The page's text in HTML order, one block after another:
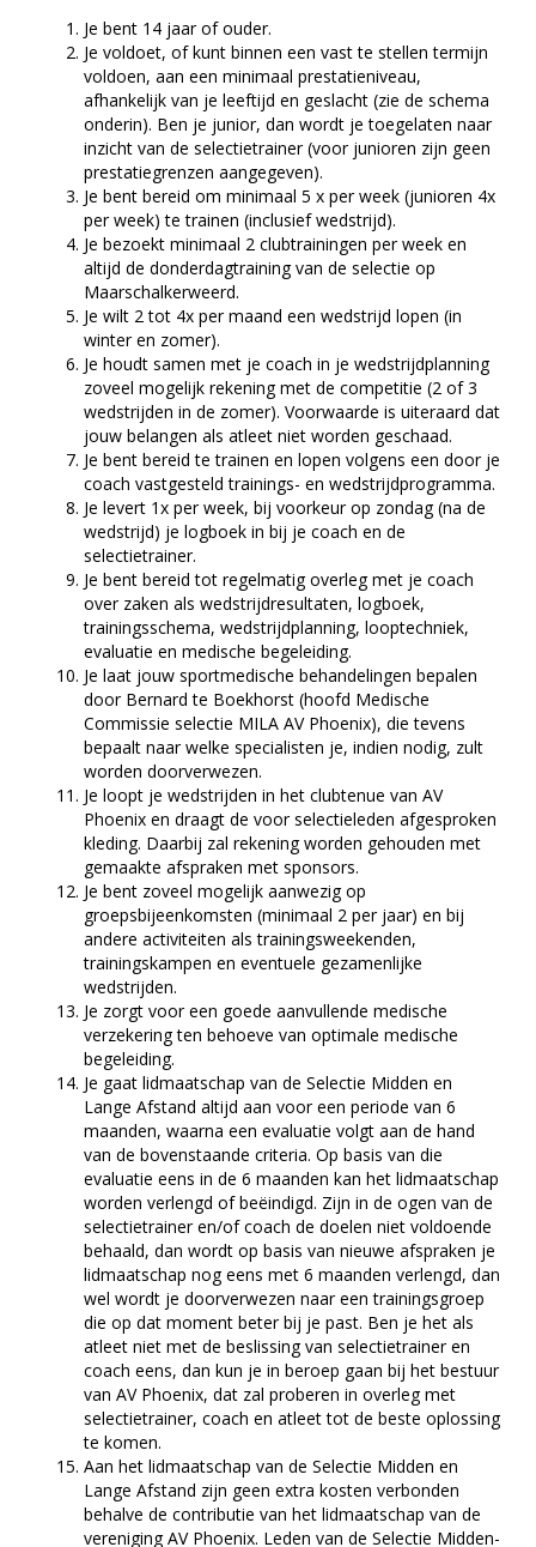
Je bent 14 jaar of ouder.
Je voldoet, of kunt binnen een vast te stellen termijn
voldoen, aan een minimaal prestatieniveau,
afhankelijk van je leeftijd en geslacht (zie de schema
onderin). Ben je junior, dan wordt je toegelaten naar
inzicht van de selectietrainer (voor junioren zijn geen
prestatiegrenzen aangegeven).
Je bent bereid om minimaal 5 x per week (junioren 4x
per week) te trainen (inclusief wedstrijd).
Je bezoekt minimaal 2 clubtrainingen per week en
altijd de donderdagtraining van de selectie op
Maarschalkerweerd.
Je wilt 2 tot 4x per maand een wedstrijd lopen (in
winter en zomer).
Je houdt samen met je coach in je wedstrijdplanning
zoveel mogelijk rekening met de competitie (2 of 3
wedstrijden in de zomer). Voorwaarde is uiteraard dat
jouw belangen als atleet niet worden geschaad.
Je bent bereid te trainen en lopen volgens een door je
coach vastgesteld trainings- en wedstrijdprogramma.
Je levert 1x per week, bij voorkeur op zondag (na de
wedstrijd) je logboek in bij je coach en de
selectietrainer.
Je bent bereid tot regelmatig overleg met je coach
over zaken als wedstrijdresultaten, logboek,
trainingsschema, wedstrijdplanning, looptechniek,
evaluatie en medische begeleiding.
Je laat jouw sportmedische behandelingen bepalen
door Bernard te Boekhorst (hoofd Medische
Commissie selectie MILA AV Phoenix), die tevens
bepaalt naar welke specialisten je, indien nodig, zult
worden doorverwezen.
Je loopt je wedstrijden in het clubtenue van AV
Phoenix en draagt de voor selectieleden afgesproken
kleding. Daarbij zal rekening worden gehouden met
gemaakte afspraken met sponsors.
Je bent zoveel mogelijk aanwezig op
groepsbijeenkomsten (minimaal 2 per jaar) en bij
andere activiteiten als trainingsweekenden,
trainingskampen en eventuele gezamenlijke
wedstrijden.
Je zorgt voor een goede aanvullende medische
verzekering ten behoeve van optimale medische
begeleiding.
Je gaat lidmaatschap van de Selectie Midden en
Lange Afstand altijd aan voor een periode van 6
maanden, waarna een evaluatie volgt aan de hand
van de bovenstaande criteria. Op basis van die
evaluatie eens in de 6 maanden kan het lidmaatschap
worden verlengd of beëindigd. Zijn in de ogen van de
selectietrainer en/of coach de doelen niet voldoende
behaald, dan wordt op basis van nieuwe afspraken je
lidmaatschap nog eens met 6 maanden verlengd, dan
wel wordt je doorverwezen naar een trainingsgroep
die op dat moment beter bij je past. Ben je het als
atleet niet met de beslissing van selectietrainer en
coach eens, dan kun je in beroep gaan bij het bestuur
van AV Phoenix, dat zal proberen in overleg met
selectietrainer, coach en atleet tot de beste oplossing
te komen.
Aan het lidmaatschap van de Selectie Midden en
Lange Afstand zijn geen extra kosten verbonden
behalve de contributie van het lidmaatschap van de
vereniging AV Phoenix. Leden van de Selectie Midden-